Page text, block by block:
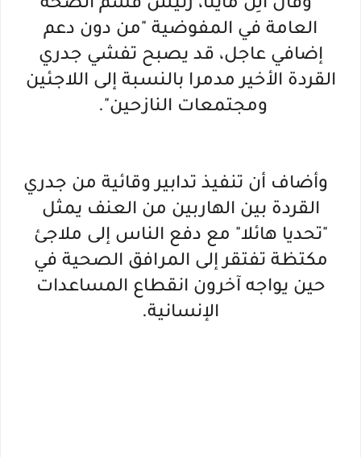
وقال ألِن ماينا، رئيس قسم الصحة
العامة في المفوضية "من دون دعم
إضافي عاجل، قد يصبح تفشي جدري
القردة الأخير مدمرا بالنسبة إلى اللاجئين
ومجتمعات النازحين".
وأضاف أن تنفيذ تدابير وقائية من جدري
القردة بين الهاربين من العنف يمثل
"تحديا هائلا" مع دفع الناس إلى ملاجئ
مكتظة تفتقر إلى المرافق الصحية في
حين يواجه آخرون انقطاع المساعدات
الإنسانية.